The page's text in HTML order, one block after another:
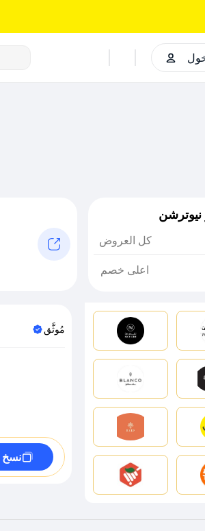
نيوترشن
كل العروض
اعلى خصم
مُوثَّق
نسخ